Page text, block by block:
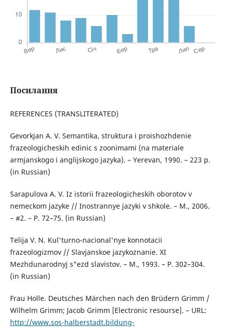
Посилання
REFERENCES (TRANSLITERATED)
Gevorkjan A. V. Semantika, struktura i proishozhdenie
frazeologicheskih edinic s zoonimami (na materiale
armjanskogo i anglijskogo jazyka). – Yerevan, 1990. – 223 p.
(in Russian)
Sarapulova A. V. Iz istorii frazeologicheskih oborotov v
nemeckom jazyke // Inostrannye jazyki v shkole. – M., 2006.
– #2. – Р. 72–75. (in Russian)
Telija V. N. Kul'turno-nacional'nye konnotacii
frazeologizmov // Slavjanskoe jazykoznanie. XI
Mezhdunarodnyj s"ezd slavistov. – M., 1993. – Р. 302–304.
(in Russian)
Frau Holle. Deutsches Märchen nach den Brüdern Grimm /
Wilhelm Grimm; Jacob Grimm [Electronic resourse]. – URL:
http://www.sos-halberstadt.bildung-